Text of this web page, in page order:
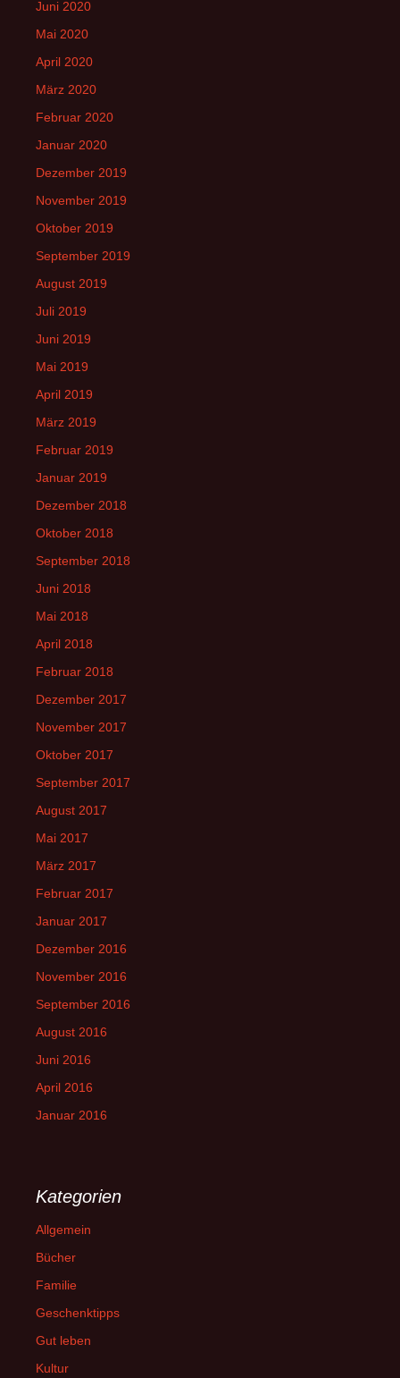
Juni 2020
Mai 2020
April 2020
März 2020
Februar 2020
Januar 2020
Dezember 2019
November 2019
Oktober 2019
September 2019
August 2019
Juli 2019
Juni 2019
Mai 2019
April 2019
März 2019
Februar 2019
Januar 2019
Dezember 2018
Oktober 2018
September 2018
Juni 2018
Mai 2018
April 2018
Februar 2018
Dezember 2017
November 2017
Oktober 2017
September 2017
August 2017
Mai 2017
März 2017
Februar 2017
Januar 2017
Dezember 2016
November 2016
September 2016
August 2016
Juni 2016
April 2016
Januar 2016
Kategorien
Allgemein
Bücher
Familie
Geschenktipps
Gut leben
Kultur